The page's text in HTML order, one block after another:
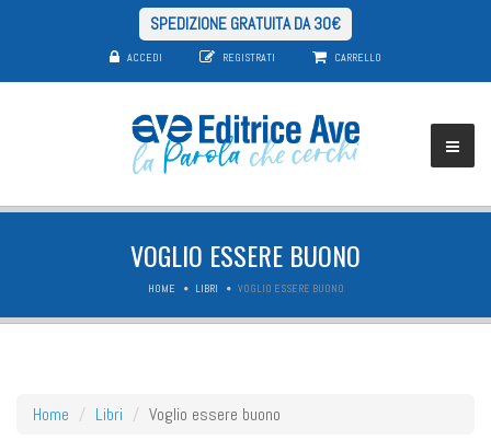
SPEDIZIONE GRATUITA DA 30€
ACCEDI REGISTRATI CARRELLO
VOGLIO ESSERE BUONO
HOME LIBRI VOGLIO ESSERE BUONO
Home Libri Voglio essere buono